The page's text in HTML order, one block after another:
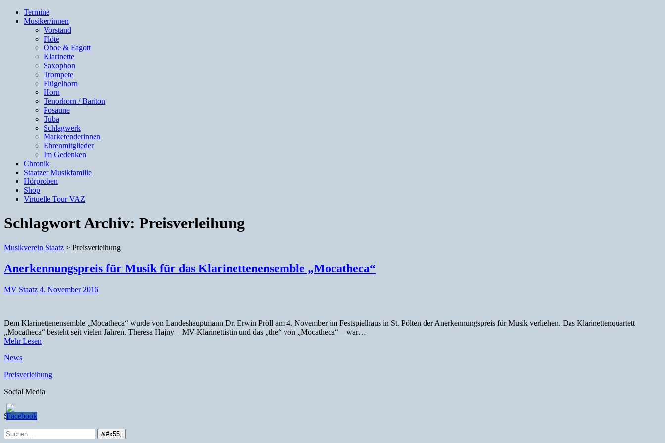
Termine
Musiker/innen
Vorstand
Flöte
Oboe & Fagott
Klarinette
Saxophon
Trompete
Flügelhorn
Horn
Tenorhorn / Bariton
Posaune
Tuba
Schlagwerk
Marketenderinnen
Ehrenmitglieder
Im Gedenken
Chronik
Staatzer Musikfamilie
Hörproben
Shop
Virtuelle Tour VAZ
Schlagwort Archiv: Preisverleihung
Musikverein Staatz > Preisverleihung
Anerkennungspreis für Musik für das Klarinettenensemble „Mocatheca“
MV Staatz 4. November 2016
Dem Klarinettenensemble „Mocatheca“ wurde von Landeshauptmann Dr. Erwin Pröll am 4. November im Festspielhaus in St. Pölten der Anerkennungspreis für Musik verliehen. Das Klarinettenquartett
„Mocatheca“ besteht seit vielen Jahren. Theresa Hajny – MV-Klarinettistin und das „the“ von „Mocatheca“ – war…
Mehr Lesen
News
Preisverleihung
Social Media
Suche